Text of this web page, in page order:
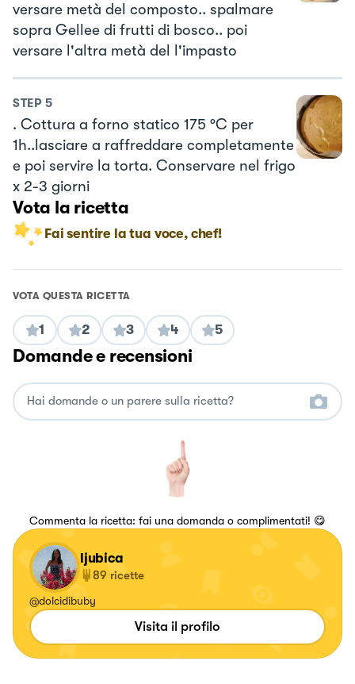
versare metà del composto.. spalmare
sopra Gellee di frutti di bosco.. poi
versare l'altra metà del l'impasto
STEP 5
. Cottura a forno statico 175 °C per
1h..lasciare a raffreddare completamente
e poi servire la torta. Conservare nel frigo
x 2-3 giorni
Vota la ricetta
Fai sentire la tua voce, chef!
VOTA QUESTA RICETTA
1 2 3 4 5
Domande e recensioni
Commenta la ricetta: fai una domanda o complimentati! 😋
ljubica
89 ricette
@dolcidibuby
Visita il profilo